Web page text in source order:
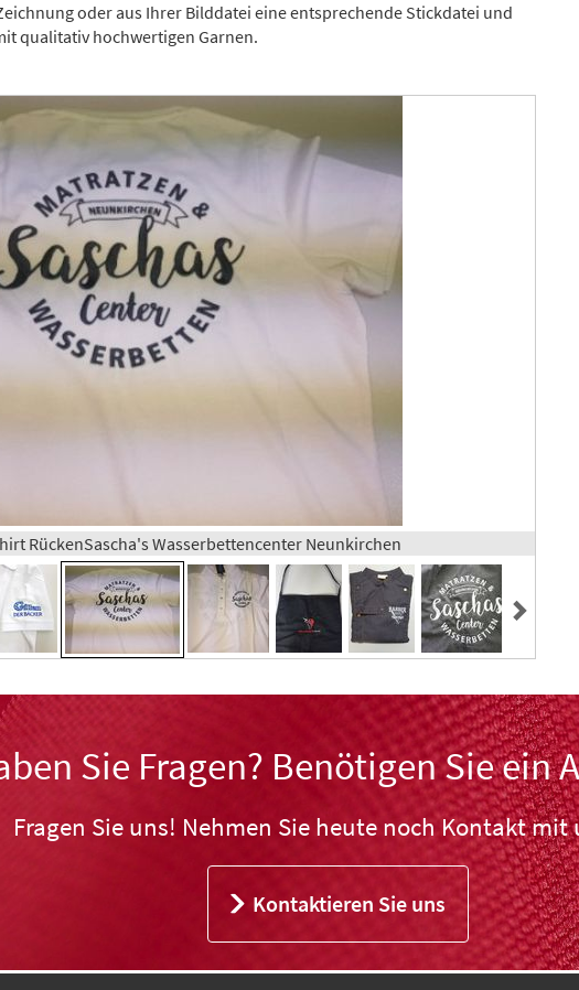
oder aus Ihrer Bilddatei eine entsprechende Stickdatei und
qualitativ hochwertigen Garnen.
RückenSascha's Wasserbettencenter Neunkirchen
Sie Fragen? Benötigen Sie ein
Fragen Sie uns! Nehmen Sie heute noch Kontakt mit
Kontaktieren Sie uns